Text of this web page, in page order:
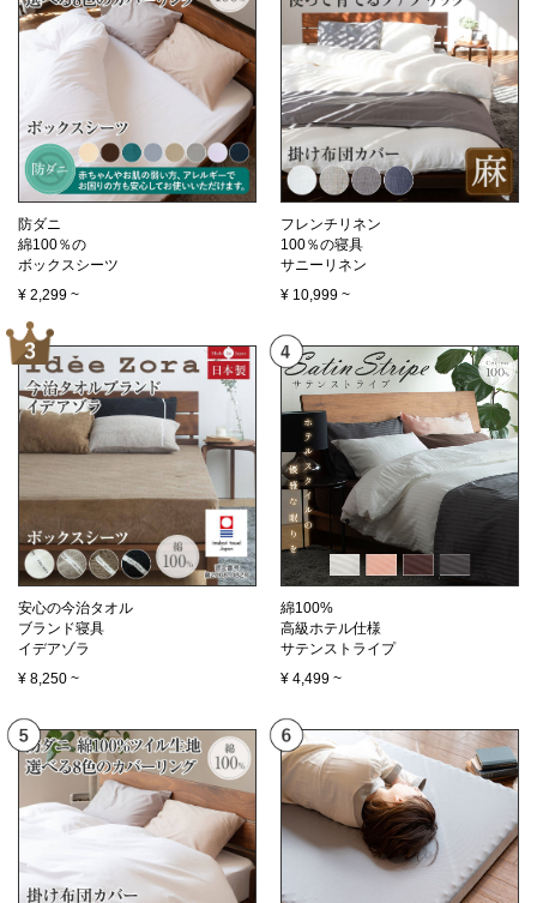
防ダニ
綿100％の
ボックスシーツ
¥ 2,299 ~
フレンチリネン
100％の寝具
サニーリネン
¥ 10,999 ~
安心の今治タオル
ブランド寝具
イデアゾラ
¥ 8,250 ~
綿100%
高級ホテル仕様
サテンストライプ
¥ 4,499 ~